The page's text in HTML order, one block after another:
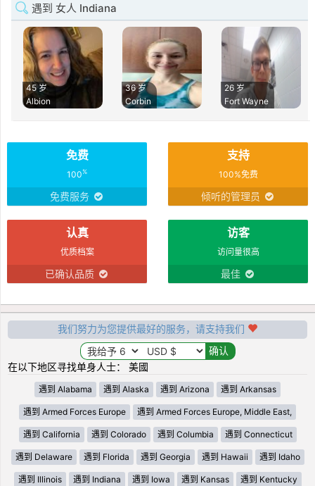
遇到 女人 Indiana
45 岁
Albion
36 岁
Corbin
26 岁
Fort Wayne
免费
100%
免费服务
支持
100%免费
倾听的管理员
认真
优质档案
已确认品质
访客
访问量很高
最佳
我们努力为您提供最好的服务，请支持我们
在以下地区寻找单身人士： 美國
遇到 Alabama 遇到 Alaska 遇到 Arizona 遇到 Arkansas
遇到 Armed Forces Europe 遇到 Armed Forces Europe, Middle East,
遇到 California 遇到 Colorado 遇到 Columbia 遇到 Connecticut
遇到 Delaware 遇到 Florida 遇到 Georgia 遇到 Hawaii 遇到 Idaho
遇到 Illinois 遇到 Indiana 遇到 Iowa 遇到 Kansas 遇到 Kentucky